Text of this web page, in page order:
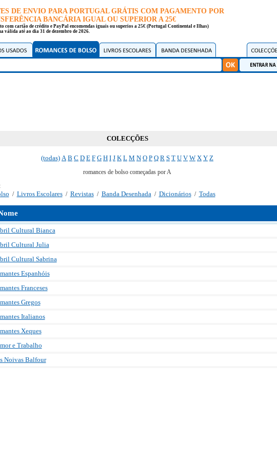
DE ENVIO PARA PORTUGAL GRÁTIS COM PAGAMENTO POR
BANCÁRIA IGUAL OU SUPERIOR A 25€
com cartão de crédito e PayPal encomendas iguais ou superios a 25€ (Portugal Continental e Ilhas)
válida até ao dia 31 de dezembro de 2026.
COLECÇÕES
(todas) A B C D E F G H I J K L M N O P Q R S T U V W X Y Z
romances de bolso começadas por A
/ Livros Escolares/ Revistas/ Banda Desenhada/ Dicionários/ Todas
Cultural Bianca
Cultural Julia
Cultural Sabrina
Espanhóis
Franceses
Gregos
Italianos
Xeques
e Trabalho
Noivas Balfour